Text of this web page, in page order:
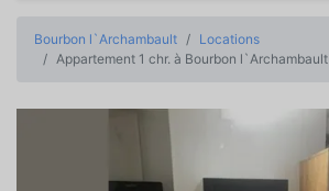
Bourbon l`Archambault
Locations
Appartement 1 chr. à Bourbon l`Archambault